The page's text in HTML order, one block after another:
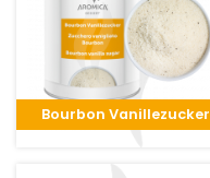
Bourbon Vanillezucker